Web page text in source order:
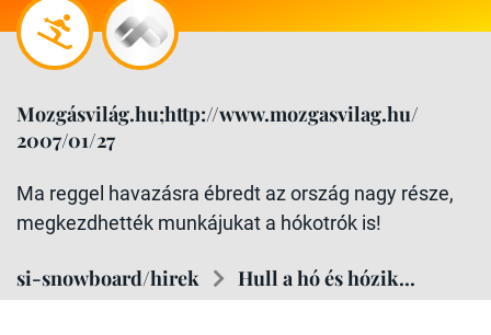
Mozgásvilág.hu;http://www.mozgasvilag.hu/
2007/01/27
Ma reggel havazásra ébredt az ország nagy része,
megkezdhették munkájukat a hókotrók is!
si-snowboard/hirek Hull a hó és hózik...